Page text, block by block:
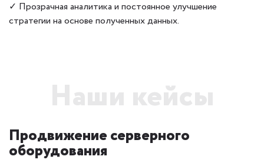
✓ Прозрачная аналитика и постоянное улучшение
стратегии на основе полученных данных.
Продвижение серверного
оборудования